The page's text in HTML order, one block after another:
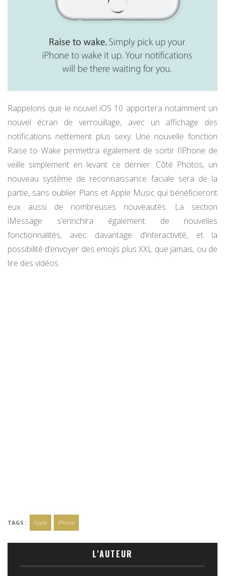
Rappelons que le nouvel iOS 10 apportera notamment un
nouvel écran de verrouillage, avec un affichage des
notifications nettement plus sexy. Une nouvelle fonction
Raise to Wake permettra également de sortir l’iPhone de
veille simplement en levant ce dernier. Côté Photos, un
nouveau système de reconnaissance faciale sera de la
partie, sans oublier Plans et Apple Music qui bénéficieront
eux aussi de nombreuses nouveautés. La section
iMessage s’enrichira également de nouvelles
fonctionnalités, avec davantage d’interactivité, et la
possibilité d’envoyer des emojis plus XXL que jamais, ou de
lire des vidéos.
TAGS : Apple iPhone
L'AUTEUR